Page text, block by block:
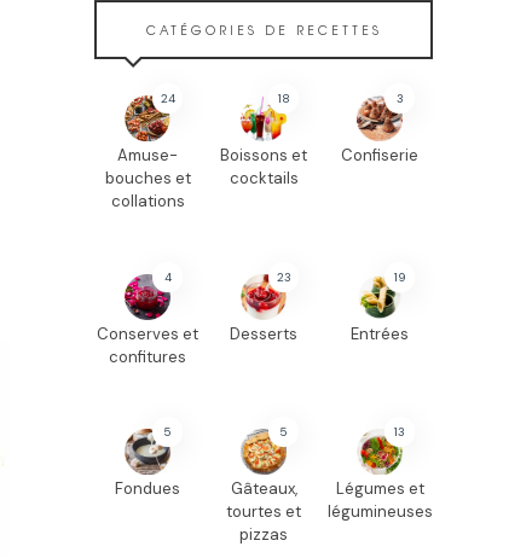
CATÉGORIES DE RECETTES
24
Amuse-
bouches et
collations
18
Boissons et
cocktails
3
Confiserie
4
Conserves et
confitures
23
Desserts
19
Entrées
5
Fondues
5
Gâteaux,
tourtes et
pizzas
13
Légumes et
légumineuses